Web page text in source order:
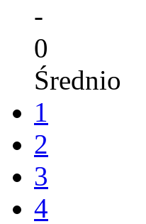
-
0
Średnio
1
2
3
4